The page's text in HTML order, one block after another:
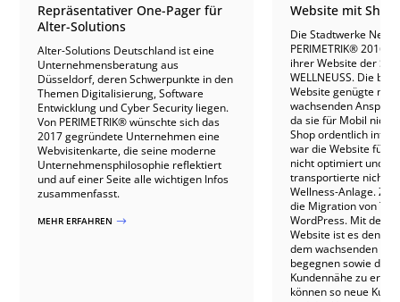
Repräsentativer One-Pager für
Alter-Solutions
Alter-Solutions Deutschland ist eine
Unternehmensberatung aus
Düsseldorf, deren Schwerpunkte in den
Themen Digitalisierung, Software
Entwicklung und Cyber Security liegen.
Von PERIMETRIK® wünschte sich das
2017 gegründete Unternehmen eine
Webvisitenkarte, die seine moderne
Unternehmensphilosophie reflektiert
und auf einer Seite alle wichtigen Infos
zusammenfasst.
MEHR ERFAHREN $
Website mit
Die Stadtwerke
PERIMETRIK® 2016
ihrer Website der
WELLNEUSS. Die bis
Website genügte
wachsenden
da sie für Mobil nicht
Shop ordentlich
war die Website für
nicht optimiert und
transportierte nicht
Wellness-Anlage.
die Migration von
WordPress. Mit der
Website ist es den
dem wachsenden
begegnen sowie die
Kundennähe zu
können so neue